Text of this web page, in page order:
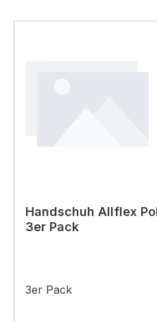
Handschuh Allflex
3er Pack
3er Pack